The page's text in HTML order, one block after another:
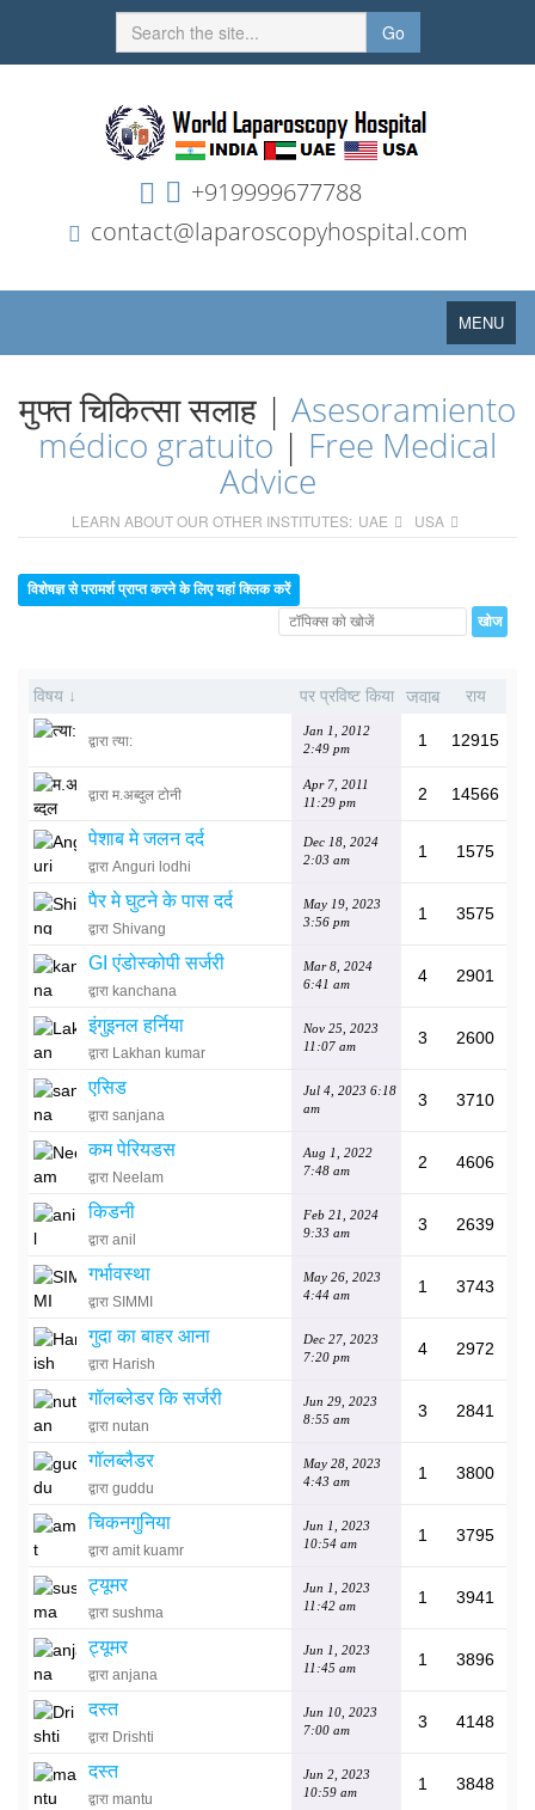
Go
+919999677788
contact@laparoscopyhospital.com
Toggle
navigation
MENU
मुफ्त चिकित्सा सलाह | Asesoramiento
médico gratuito| Free Medical
Advice
LEARN ABOUT OUR OTHER INSTITUTES: UAE USA
विशेषज्ञ से परामर्श प्राप्त करने के लिए यहां क्लिक करें
विषय ↓ पर प्रविष्ट किया जवाब राय
द्वारा त्या:
Jan 1, 2012
2:49 pm
1 12915
द्वारा म.अब्दुल टोनी
Apr 7, 2011
11:29 pm
2 14566
पेशाब मे जलन दर्द
द्वारा Anguri lodhi
Dec 18, 2024
2:03 am
1 1575
पैर मे घुटने के पास दर्द
द्वारा Shivang
May 19, 2023
3:56 pm
1 3575
GI एंडोस्कोपी सर्जरी
द्वारा kanchana
Mar 8, 2024
6:41 am
4 2901
इंगुइनल हर्निया
द्वारा Lakhan kumar
Nov 25, 2023
11:07 am
3 2600
एसिड
द्वारा sanjana
Jul 4, 2023 6:18
am
3 3710
कम पेरियडस
द्वारा Neelam
Aug 1, 2022
7:48 am
2 4606
किडनी
द्वारा anil
Feb 21, 2024
9:33 am
3 2639
गर्भावस्था
द्वारा SIMMI
May 26, 2023
4:44 am
1 3743
गुदा का बाहर आना
द्वारा Harish
Dec 27, 2023
7:20 pm
4 2972
गॉलब्लेडर कि सर्जरी
द्वारा nutan
Jun 29, 2023
8:55 am
3 2841
गॉलब्लैडर
द्वारा guddu
May 28, 2023
4:43 am
1 3800
चिकनगुनिया
द्वारा amit kuamr
Jun 1, 2023
10:54 am
1 3795
ट्यूमर
द्वारा sushma
Jun 1, 2023
11:42 am
1 3941
ट्यूमर
द्वारा anjana
Jun 1, 2023
11:45 am
1 3896
दस्त
द्वारा Drishti
Jun 10, 2023
7:00 am
3 4148
दस्त
द्वारा mantu
Jun 2, 2023
10:59 am
1 3848